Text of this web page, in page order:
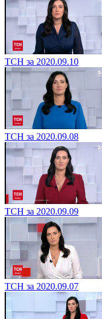
ТСН за 2020.09.10
ТСН за 2020.09.08
ТСН за 2020.09.09
ТСН за 2020.09.07